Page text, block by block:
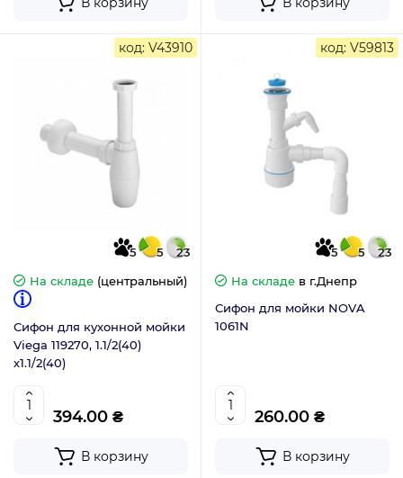
код: V43910
5 5
23
На складе (центральный)
Сифон для кухонной мойки
Viega 119270, 1.1/2(40)
х1.1/2(40)
394.00 ₴
В корзину
код: V59813
5 5
23
На складе в г.Днепр
Сифон для мойки NOVA
1061N
260.00 ₴
В корзину